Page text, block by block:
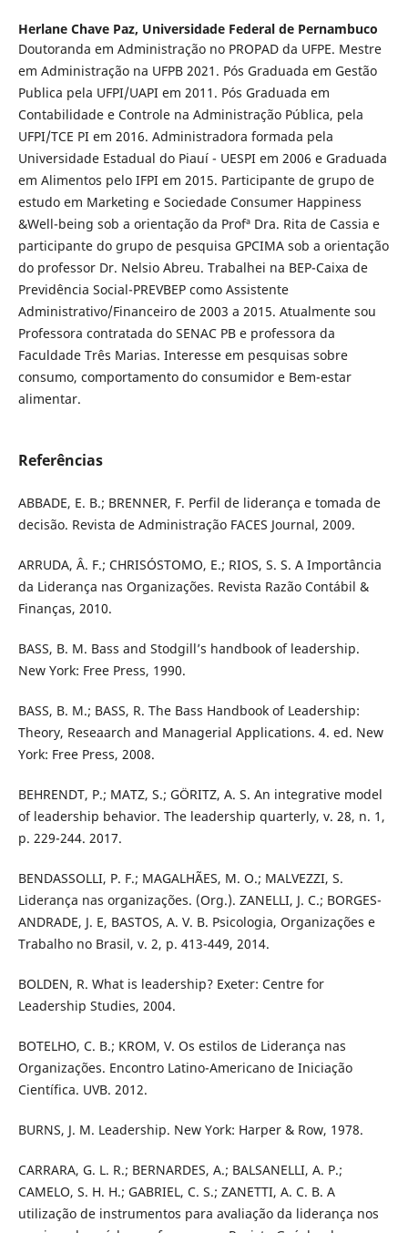
Herlane Chave Paz, Universidade Federal de Pernambuco
Doutoranda em Administração no PROPAD da UFPE. Mestre
em Administração na UFPB 2021. Pós Graduada em Gestão
Publica pela UFPI/UAPI em 2011. Pós Graduada em
Contabilidade e Controle na Administração Pública, pela
UFPI/TCE PI em 2016. Administradora formada pela
Universidade Estadual do Piauí - UESPI em 2006 e Graduada
em Alimentos pelo IFPI em 2015. Participante de grupo de
estudo em Marketing e Sociedade Consumer Happiness
&Well-being sob a orientação da Profª Dra. Rita de Cassia e
participante do grupo de pesquisa GPCIMA sob a orientação
do professor Dr. Nelsio Abreu. Trabalhei na BEP-Caixa de
Previdência Social-PREVBEP como Assistente
Administrativo/Financeiro de 2003 a 2015. Atualmente sou
Professora contratada do SENAC PB e professora da
Faculdade Três Marias. Interesse em pesquisas sobre
consumo, comportamento do consumidor e Bem-estar
alimentar.
Referências
ABBADE, E. B.; BRENNER, F. Perfil de liderança e tomada de
decisão. Revista de Administração FACES Journal, 2009.
ARRUDA, Â. F.; CHRISÓSTOMO, E.; RIOS, S. S. A Importância
da Liderança nas Organizações. Revista Razão Contábil &
Finanças, 2010.
BASS, B. M. Bass and Stodgill’s handbook of leadership.
New York: Free Press, 1990.
BASS, B. M.; BASS, R. The Bass Handbook of Leadership:
Theory, Reseaarch and Managerial Applications. 4. ed. New
York: Free Press, 2008.
BEHRENDT, P.; MATZ, S.; GÖRITZ, A. S. An integrative model
of leadership behavior. The leadership quarterly, v. 28, n. 1,
p. 229-244. 2017.
BENDASSOLLI, P. F.; MAGALHÃES, M. O.; MALVEZZI, S.
Liderança nas organizações. (Org.). ZANELLI, J. C.; BORGES-
ANDRADE, J. E, BASTOS, A. V. B. Psicologia, Organizações e
Trabalho no Brasil, v. 2, p. 413-449, 2014.
BOLDEN, R. What is leadership? Exeter: Centre for
Leadership Studies, 2004.
BOTELHO, C. B.; KROM, V. Os estilos de Liderança nas
Organizações. Encontro Latino-Americano de Iniciação
Científica. UVB. 2012.
BURNS, J. M. Leadership. New York: Harper & Row, 1978.
CARRARA, G. L. R.; BERNARDES, A.; BALSANELLI, A. P.;
CAMELO, S. H. H.; GABRIEL, C. S.; ZANETTI, A. C. B. A
utilização de instrumentos para avaliação da liderança nos